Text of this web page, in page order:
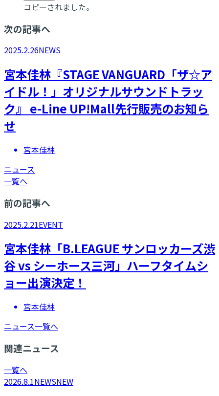
コピーされました。
次の記事へ
2025.2.26NEWS
​宮本佳林『STAGE VANGUARD「ザ☆ア
イドル！」オリジナルサウンドトラッ
ク』 e-Line UP!Mall先行販売のお知ら
せ
宮本佳林
ニュース
一覧へ
前の記事へ
2025.2.21EVENT
​宮本佳林「B.LEAGUE サンロッカーズ渋
谷 vs シーホース三河」ハーフタイムシ
ョー出演決定！
宮本佳林
ニュース一覧へ
関連ニュース
一覧へ
2026.8.1NEWSNEW